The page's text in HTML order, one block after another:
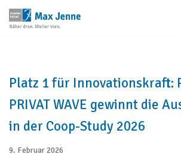
Platz 1 für Innovationskraft:
PRIVAT WAVE gewinnt die
in der Coop-Study 2026
9. Februar 2026